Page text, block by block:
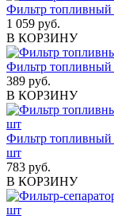
Фильтр топливный
1 059 руб.
В КОРЗИНУ
Фильтр
389 руб.
В КОРЗИНУ
Фильтр топливный
шт
783 руб.
В КОРЗИНУ